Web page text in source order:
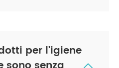
per l'igiene